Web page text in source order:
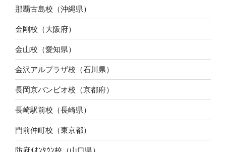
那覇古島校（沖縄県）
金剛校（大阪府）
金山校（愛知県）
金沢アルプラザ校（石川県）
長岡京バンビオ校（京都府）
長崎駅前校（長崎県）
門前仲町校（東京都）
防府ｲｵﾝﾀｳﾝ校（山口県）